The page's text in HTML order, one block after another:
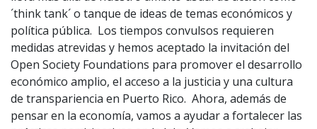
´think tank´ o tanque de ideas de temas económicos y
política pública. Los tiempos convulsos requieren
medidas atrevidas y hemos aceptado la invitación del
Open Society Foundations para promover el desarrollo
económico amplio, el acceso a la justicia y una cultura
de transpariencia en Puerto Rico. Ahora, además de
pensar en la economía, vamos a ayudar a fortalecer las